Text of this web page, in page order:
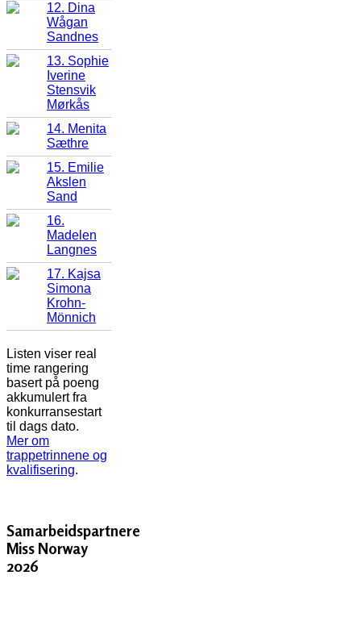
12. Dina
Wågan
Sandnes
13. Sophie
Iverine
Stensvik
Mørkås
14. Menita
Sæthre
15. Emilie
Akslen
Sand
16.
Madelen
Langnes
17. Kajsa
Simona
Krohn-
Mönnich
Listen viser real
time rangering
basert på poeng
akkumulert fra
konkurransestart
til dags dato.
Mer om
trappetrinnene og
kvalifisering.
Samarbeidspartnere
Miss Norway
2026